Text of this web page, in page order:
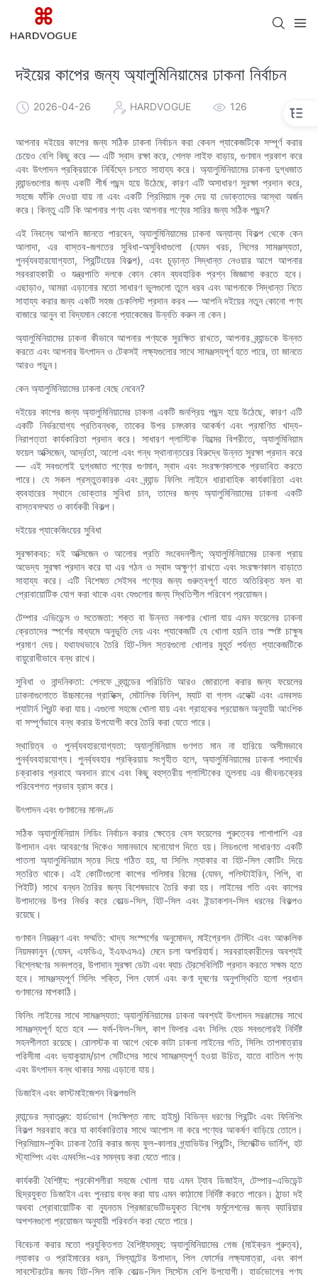
দইয়ের কাপের জন্য অ্যালুমিনিয়ামের ঢাকনা নির্বাচন
2026-04-26 HARDVOGUE 126
আপনার দইয়ের কাপের জন্য সঠিক ঢাকনা নির্বাচন করা কেবল প্যাকেজটিকে সম্পূর্ণ করার
চেয়েও বেশি কিছু করে — এটি স্বাদ রক্ষা করে, শেলফ লাইফ বাড়ায়, গুণমান প্রকাশ করে
এবং উৎপাদন প্রক্রিয়াকে নির্বিঘ্নে চলতে সাহায্য করে। অ্যালুমিনিয়ামের ঢাকনা দুগ্ধজাত
ব্র্যান্ডগুলোর জন্য একটি শীর্ষ পছন্দ হয়ে উঠেছে, কারণ এটি অসাধারণ সুরক্ষা প্রদান করে,
সহজে ফাঁকি দেওয়া যায় না এবং একটি প্রিমিয়াম লুক দেয় যা ভোক্তাদের আস্থা অর্জন
করে। কিন্তু এটি কি আপনার পণ্য এবং আপনার পণ্যের সারির জন্য সঠিক পছন্দ?
এই নিবন্ধে আপনি জানতে পারবেন, অ্যালুমিনিয়ামের ঢাকনা অন্যান্য বিকল্প থেকে কেন
আলাদা, এর বাস্তব-জগতের সুবিধা-অসুবিধাগুলো (যেমন খরচ, সিলের সামঞ্জস্যতা,
পুনর্ব্যবহারযোগ্যতা, প্রিন্টিংয়ের বিকল্প), এবং চূড়ান্ত সিদ্ধান্ত নেওয়ার আগে আপনার
সরবরাহকারী ও যন্ত্রপাতি দলকে কোন কোন ব্যবহারিক প্রশ্ন জিজ্ঞাসা করতে হবে।
এছাড়াও, আমরা এড়ানোর মতো সাধারণ ভুলগুলো তুলে ধরব এবং আপনাকে সিদ্ধান্ত নিতে
সাহায্য করার জন্য একটি সহজ চেকলিস্ট প্রদান করব — আপনি দইয়ের নতুন কোনো পণ্য
বাজারে আনুন বা বিদ্যমান কোনো প্যাকেজের উন্নতি করুন না কেন।
অ্যালুমিনিয়ামের ঢাকনা কীভাবে আপনার পণ্যকে সুরক্ষিত রাখতে, আপনার ব্র্যান্ডকে উন্নত
করতে এবং আপনার উৎপাদন ও টেকসই লক্ষ্যগুলোর সাথে সামঞ্জস্যপূর্ণ হতে পারে, তা জানতে
আরও পড়ুন।
কেন অ্যালুমিনিয়ামের ঢাকনা বেছে নেবেন?
দইয়ের কাপের জন্য অ্যালুমিনিয়ামের ঢাকনা একটি জনপ্রিয় পছন্দ হয়ে উঠেছে, কারণ এটি
একটি নির্ভরযোগ্য প্রতিবন্ধক, তাকের উপর চমৎকার আকর্ষণ এবং প্রমাণিত খাদ্য-
নিরাপত্তা কার্যকারিতা প্রদান করে। সাধারণ প্লাস্টিক ফিল্মের বিপরীতে, অ্যালুমিনিয়াম
ফয়েল অক্সিজেন, আর্দ্রতা, আলো এবং গন্ধ স্থানান্তরের বিরুদ্ধে উন্নত সুরক্ষা প্রদান করে
— এই সবগুলোই দুগ্ধজাত পণ্যের গুণমান, স্বাদ এবং সংরক্ষণকালকে প্রভাবিত করতে
পারে। যে সকল প্রস্তুতকারক এবং ব্র্যান্ড ফিলিং লাইনে ধারাবাহিক কার্যকারিতা এবং
ব্যবহারের স্থানে ভোক্তার সুবিধা চান, তাদের জন্য অ্যালুমিনিয়ামের ঢাকনা একটি
বাস্তবসম্মত ও কার্যকরী বিকল্প।
দইয়ের প্যাকেজিংয়ের সুবিধা
সুরক্ষাকবচ: দই অক্সিজেন ও আলোর প্রতি সংবেদনশীল; অ্যালুমিনিয়ামের ঢাকনা প্রায়
অভেদ্য সুরক্ষা প্রদান করে যা এর গঠন ও স্বাদ অক্ষুণ্ণ রাখতে এবং সংরক্ষণকাল বাড়াতে
সাহায্য করে। এটি বিশেষত সেইসব পণ্যের জন্য গুরুত্বপূর্ণ যাতে অতিরিক্ত ফল বা
প্রোবায়োটিক যোগ করা থাকে এবং যেগুলোর জন্য স্থিতিশীল পরিবেশ প্রয়োজন।
টেম্পার এভিডেন্স ও সতেজতা: শক্ত বা উন্নত নকশার খোলা যায় এমন ফয়েলের ঢাকনা
ক্রেতাদের স্পর্শের মাধ্যমে অনুভূতি দেয় এবং প্যাকেজটি যে খোলা হয়নি তার স্পষ্ট চাক্ষুষ
প্রমাণ দেয়। যথাযথভাবে তৈরি হিট-সিল স্তরগুলো খোলার মুহূর্ত পর্যন্ত প্যাকেজটিকে
বায়ুরোধীভাবে বন্ধ রাখে।
সুবিধা ও নান্দনিকতা: শেলফে ব্র্যান্ডের পরিচিতি আরও জোরালো করার জন্য ফয়েলের
ঢাকনাগুলোতে উচ্চমানের গ্রাফিক্স, মেটালিক ফিনিশ, ম্যাট বা গ্লস এফেক্ট এবং এমবসড
প্যাটার্ন প্রিন্ট করা যায়। এগুলো সহজে খোলা যায় এবং গ্রাহকের প্রয়োজন অনুযায়ী আংশিক
বা সম্পূর্ণভাবে বন্ধ করার উপযোগী করে তৈরি করা যেতে পারে।
স্থায়িত্ব ও পুনর্ব্যবহারযোগ্যতা: অ্যালুমিনিয়াম গুণগত মান না হারিয়ে অসীমভাবে
পুনর্ব্যবহারযোগ্য। পুনর্ব্যবহার প্রক্রিয়ায় সংগৃহীত হলে, অ্যালুমিনিয়ামের ঢাকনা পদার্থের
চক্রাকার প্রবাহে অবদান রাখে এবং কিছু বহুস্তরীয় প্লাস্টিকের তুলনায় এর জীবনচক্রের
পরিবেশগত প্রভাব হ্রাস করে।
উৎপাদন এবং গুণমানের মানদণ্ড
সঠিক অ্যালুমিনিয়াম লিডিং নির্বাচন করার ক্ষেত্রে বেস ফয়েলের পুরুত্বের পাশাপাশি এর
উপাদান এবং আবরণের দিকেও সমানভাবে মনোযোগ দিতে হয়। লিডগুলো সাধারণত একটি
পাতলা অ্যালুমিনিয়াম স্তর দিয়ে গঠিত হয়, যা সিলিং ল্যাকার বা হিট-সিল কোটিং দিয়ে
স্তরিত থাকে। এই কোটিংগুলো কাপের পলিমার রিমের (যেমন, পলিস্টাইরিন, পিপি, বা
পিইটি) সাথে বন্ধন তৈরির জন্য বিশেষভাবে তৈরি করা হয়। লাইনের গতি এবং কাপের
উপাদানের উপর নির্ভর করে কোল্ড-সিল, হিট-সিল এবং ইন্ডাকশন-সিল ধরনের বিকল্পও
রয়েছে।
গুণমান নিয়ন্ত্রণ এবং সম্মতি: খাদ্য সংস্পর্শের অনুমোদন, মাইগ্রেশন টেস্টিং এবং আঞ্চলিক
নিয়মকানুন (যেমন, এফডিএ, ইএফএসএ) মেনে চলা অপরিহার্য। সরবরাহকারীদের অবশ্যই
বিশ্লেষণের সনদপত্র, উপাদান সুরক্ষা ডেটা এবং ব্যাচ ট্রেসেবিলিটি প্রদান করতে সক্ষম হতে
হবে। সামঞ্জস্যপূর্ণ সিলিং শক্তি, পিল ফোর্স এবং কণা দূষণের অনুপস্থিতি হলো প্রধান
গুণমানের মাপকাঠি।
ফিলিং লাইনের সাথে সামঞ্জস্যতা: অ্যালুমিনিয়ামের ঢাকনা অবশ্যই উৎপাদন সরঞ্জামের সাথে
সামঞ্জস্যপূর্ণ হতে হবে — ফর্ম-ফিল-সিল, কাপ ফিলার এবং সিলিং হেড সবগুলোরই নির্দিষ্ট
সহনশীলতা রয়েছে। রোলস্টক বা আগে থেকে কাটা ঢাকনা লাইনের গতি, সিলিং তাপমাত্রার
পরিসীমা এবং ভ্যাকুয়াম/চাপ সেটিংসের সাথে সামঞ্জস্যপূর্ণ হওয়া উচিত, যাতে বাতিল পণ্য
এবং উৎপাদন বন্ধ থাকার সময় এড়ানো যায়।
ডিজাইন এবং কাস্টমাইজেশন বিকল্পগুলি
ব্র্যান্ডের স্বাতন্ত্র্য: হার্ডভোগ (সংক্ষিপ্ত নাম: হাইমু) বিভিন্ন ধরণের প্রিন্টিং এবং ফিনিশিং
বিকল্প সরবরাহ করে যা কার্যকারিতার সাথে আপোস না করে পণ্যের আকর্ষণ বাড়িয়ে তোলে।
প্রিমিয়াম-লুকিং ঢাকনা তৈরি করার জন্য ফুল-কালার গ্র্যাভিউর প্রিন্টিং, সিলেক্টিভ ভার্নিশ, হট
স্ট্যাম্পিং এবং এমবসিং-এর সমন্বয় করা যেতে পারে।
কার্যকরী বৈশিষ্ট্য: প্রকৌশলীরা সহজে খোলা যায় এমন ট্যাব ডিজাইন, টেম্পার-এভিডেন্ট
ছিদ্রযুক্ত ডিজাইন এবং পুনরায় বন্ধ করা যায় এমন কাঠামো নির্দিষ্ট করতে পারেন। ঠান্ডা দই
অথবা প্রোবায়োটিক বা ন্যূনতম প্রিজারভেটিভযুক্ত বিশেষ ফর্মুলেশনের জন্য ব্যারিয়ার
অপশনগুলো প্রয়োজন অনুযায়ী পরিবর্তন করা যেতে পারে।
বিবেচনা করার মতো প্রযুক্তিগত বৈশিষ্ট্যসমূহ: অ্যালুমিনিয়ামের গেজ (মাইক্রন পুরুত্ব),
ল্যাকার ও প্রাইমারের ধরন, সিল্যান্টের উপাদান, পিল ফোর্সের লক্ষ্যমাত্রা, এবং কাপ
সাবস্ট্রেটের জন্য হিট-সিল নাকি কোল্ড-সিল সিস্টেম বেশি উপযোগী। হার্ডভোগের পণ্য